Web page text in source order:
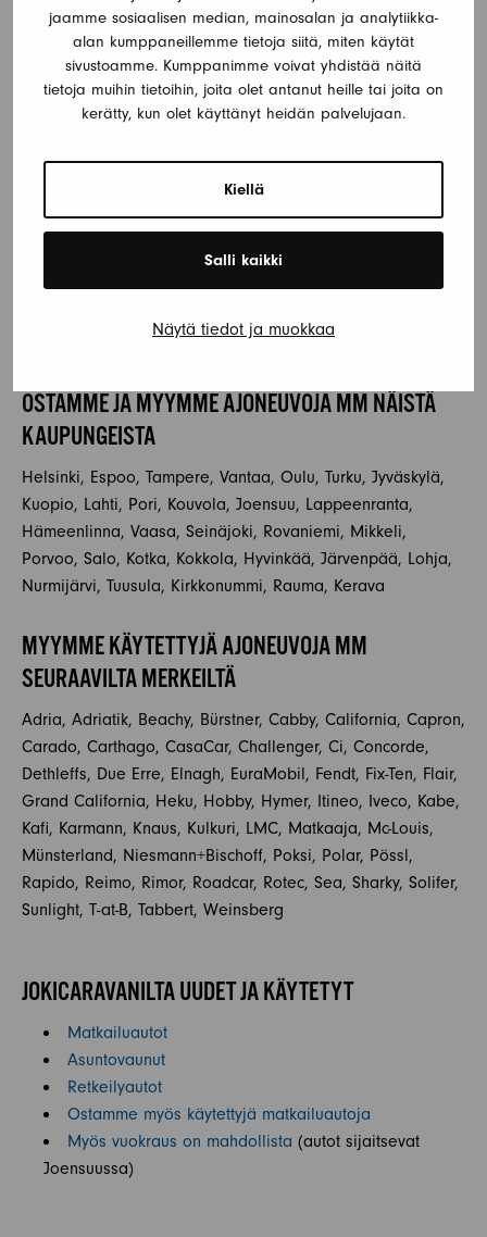
jaamme sosiaalisen median, mainosalan ja analytiikka-
alan kumppaneillemme tietoja siitä, miten käytät
sivustoamme. Kumppanimme voivat yhdistää näitä
tietoja muihin tietoihin, joita olet antanut heille tai joita on
kerätty, kun olet käyttänyt heidän palvelujaan.
Kiellä
Salli kaikki
Näytä tiedot ja muokkaa
vai useammalle henkilölle, onko sinulla tarvetta erillisille
ruoanlaittomahdollisuuksille tai kylpyhuoneelle, ja haluatko
vaunusta erillisen oleskelutilan. Jokicaravanin laaja
valikoima tarjoaa vaihtoehtoja erilaisilla mukavuuksilla ja
varusteilla, jotta voit valita juuri sinulle sopivan käytetyn
ostamisen? Jokicaravanin ammattitaitoinen henkilökunta
auttaa sinua mielellään löytämään juuri sinulle sopivan
käytetyn asuntovaunun. Tutustu valikoimaamme sivuillamme
valitsemaan unelmiesi matkakumppanin!
OSTAMME JA MYYMME AJONEUVOJA MM NÄISTÄ
KAUPUNGEISTA
Helsinki, Espoo, Tampere, Vantaa, Oulu, Turku, Jyväskylä,
Kuopio, Lahti, Pori, Kouvola, Joensuu, Lappeenranta,
Hämeenlinna, Vaasa, Seinäjoki, Rovaniemi, Mikkeli,
Porvoo, Salo, Kotka, Kokkola, Hyvinkää, Järvenpää, Lohja,
Nurmijärvi, Tuusula, Kirkkonummi, Rauma, Kerava
MYYMME KÄYTETTYJÄ AJONEUVOJA MM
SEURAAVILTA MERKEILTÄ
Adria, Adriatik, Beachy, Bürstner, Cabby, California, Capron,
Carado, Carthago, CasaCar, Challenger, Ci, Concorde,
Dethleffs, Due Erre, Elnagh, EuraMobil, Fendt, Fix-Ten, Flair,
Grand California, Heku, Hobby, Hymer, Itineo, Iveco, Kabe,
Kafi, Karmann, Knaus, Kulkuri, LMC, Matkaaja, Mc-Louis,
Münsterland, Niesmann+Bischoff, Poksi, Polar, Pössl,
Rapido, Reimo, Rimor, Roadcar, Rotec, Sea, Sharky, Solifer,
Sunlight, T-at-B, Tabbert, Weinsberg
JOKICARAVANILTA UUDET JA KÄYTETYT
Matkailuautot
Asuntovaunut
Retkeilyautot
Ostamme myös käytettyjä matkailuautoja
Myös vuokraus on mahdollista (autot sijaitsevat
Joensuussa)